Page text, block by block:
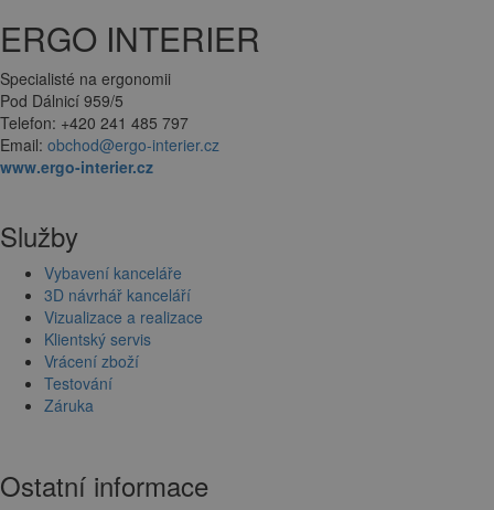
ERGO INTERIER
Specialisté na ergonomii
Pod Dálnicí 959/5
Telefon: +420 241 485 797
Email: obchod@ergo-interier.cz
www.ergo-interier.cz
Služby
Vybavení kanceláře
3D návrhář kanceláří
Vizualizace a realizace
Klientský servis
Vrácení zboží
Testování
Záruka
Ostatní informace